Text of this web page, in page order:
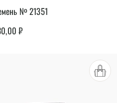
№ 21351
₽